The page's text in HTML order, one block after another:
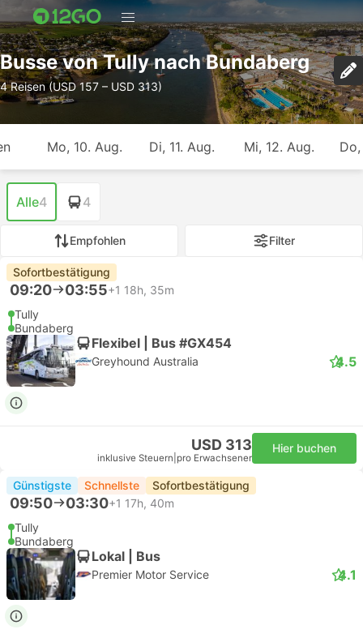
Busse von Tully nach Bundaberg
4 Reisen (USD 157 – USD 313)
Mo, 10. Aug. Di, 11. Aug. Mi, 12. Aug.
Alle4 4
Empfohlen Filter
Sofortbestätigung
09:20 03:55+1 18h, 35m
Tully
Bundaberg
Flexibel | Bus #GX454
Greyhound Australia 4.5
USD 313
inklusive Steuern pro Erwachsener
Hier buchen
Günstigste Schnellste Sofortbestätigung
09:50 03:30+1 17h, 40m
Tully
Bundaberg
Lokal | Bus
Premier Motor Service 4.1